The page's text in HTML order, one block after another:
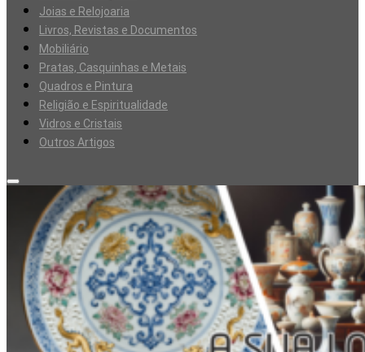
Joias e Relojoaria
Livros, Revistas e Documentos
Mobiliário
Pratas, Casquinhas e Metais
Quadros e Pintura
Religião e Espiritualidade
Vidros e Cristais
Outros Artigos